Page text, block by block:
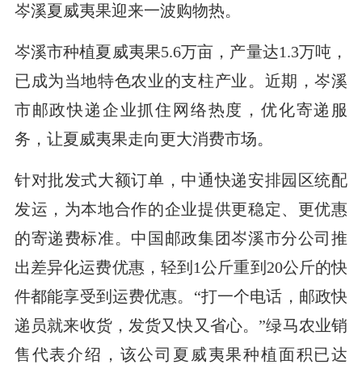
岑溪夏威夷果迎来一波购物热。
岑溪市种植夏威夷果5.6万亩，产量达1.3万吨，
已成为当地特色农业的支柱产业。近期，岑溪
市邮政快递企业抓住网络热度，优化寄递服
务，让夏威夷果走向更大消费市场。
针对批发式大额订单，中通快递安排园区统配
发运，为本地合作的企业提供更稳定、更优惠
的寄递费标准。中国邮政集团岑溪市分公司推
出差异化运费优惠，轻到1公斤重到20公斤的快
件都能享受到运费优惠。“打一个电话，邮政快
递员就来收货，发货又快又省心。”绿马农业销
售代表介绍，该公司夏威夷果种植面积已达